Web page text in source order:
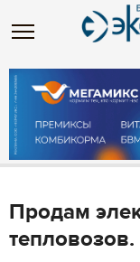
Продам
тепловозов.